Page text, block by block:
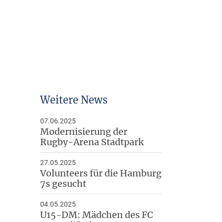
Weitere News
07.06.2025
Modernisierung der
Rugby-Arena Stadtpark
27.05.2025
Volunteers für die Hamburg
7s gesucht
04.05.2025
U15-DM: Mädchen des FC